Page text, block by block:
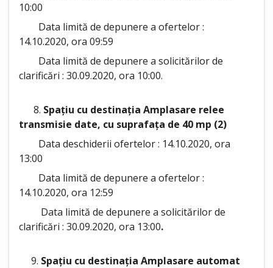
10:00
Data limită de depunere a ofertelor :
14.10.2020, ora 09:59
Data limită de depunere a solicitărilor de
clarificări : 30.09.2020, ora 10:00.
8. Spațiu cu destinația Amplasare relee
transmisie date, cu suprafața de 40 mp (2)
Data deschiderii ofertelor : 14.10.2020, ora
13:00
Data limită de depunere a ofertelor :
14.10.2020, ora 12:59
Data limită de depunere a solicitărilor de
clarificări : 30.09.2020, ora 13:00.
9. Spațiu cu destinația Amplasare automat